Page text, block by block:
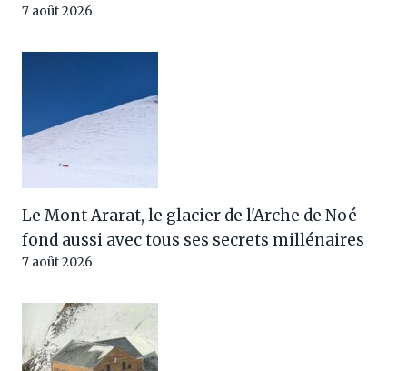
7 août 2026
Le Mont Ararat, le glacier de l'Arche de Noé
fond aussi avec tous ses secrets millénaires
7 août 2026